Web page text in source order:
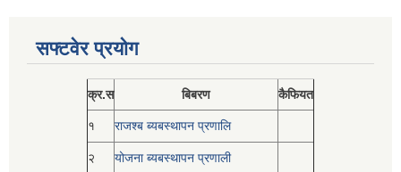
सफ्टवेर प्रयोग
क्र.स बिबरण कैफियत
१ राजश्ब ब्यबस्थापन प्रणालि
२ योजना ब्यबस्थापन प्रणाली